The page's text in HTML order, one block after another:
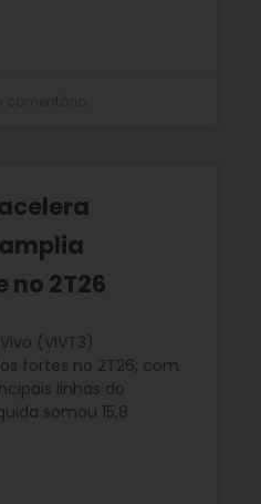
2T26
(VIVT3)
fortes no 2T26, com
linhas do
somou 15,8